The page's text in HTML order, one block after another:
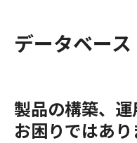
データベース
製品の構築、
お困りではあり